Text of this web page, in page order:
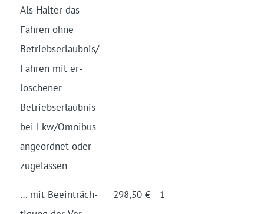
Als Hal­ter das
Fahr­en oh­ne
Betriebs­erlaub­nis/­
Fahren mit er­
losch­en­er
Betriebs­er­laub­nis
bei Lkw/­Om­ni­bus
an­ge­ord­net oder
zu­ge­las­sen
… mit Be­ein­träch­
298,50 € 1